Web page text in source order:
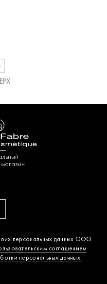
персональных данных ООО
соглашением
персональных данных.